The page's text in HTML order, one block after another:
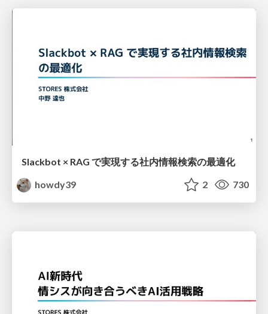
Slackbot × RAG で実現する社内情報検索の最適化
howdy39
2 730